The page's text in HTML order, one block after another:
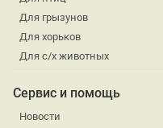
Для грызунов
Для хорьков
Для с/х животных
Сервис и помощь
Новости